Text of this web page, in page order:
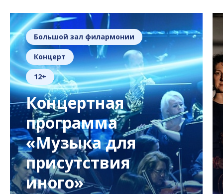
Большой зал филармонии
Концерт
12+
Концертная
программа
«Музыка для
присутствия
иного»